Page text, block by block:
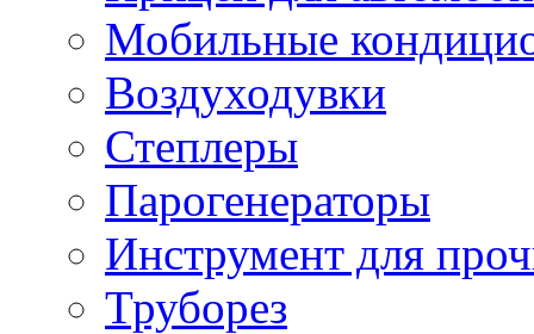
Мобильные
Воздуходувки
Степлеры
Парогенераторы
Инструмент для
Труборез